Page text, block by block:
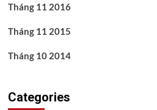
Tháng 11 2016
Tháng 11 2015
Tháng 10 2014
Categories